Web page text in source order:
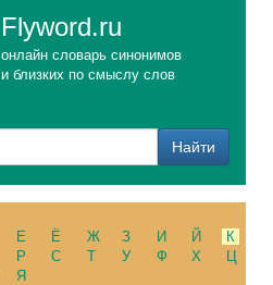
Flyword.ru
онлайн словарь синонимов
и близких по смыслу слов
Е Ё Ж З И Й
К
Р С Т У Ф Х
Ц
Я